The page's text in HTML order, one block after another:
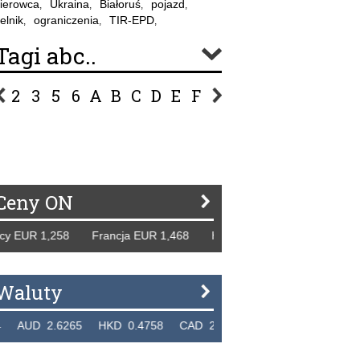
, Ukraina, Białoruś, pojazd,
, ograniczenia, TIR-EPD,
abc..
2 3 5 6 A B C D E F G
ON
1,258 Francja EUR 1,468 Hiszpania EUR 1,229 WB
2.6265 HKD 0.4758 CAD 2.6618 NZD 2.1914